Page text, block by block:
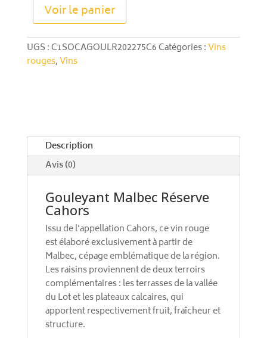
Malbec
Réserve
Cahors
2022
Voir le panier
l
e
:
UGS :C1SOCAGOULR202275C6Catégories :Vins
rouges,Vins
Description
Avis (0)
Gouleyant Malbec Réserve
Cahors
Issu de l'appellation Cahors, ce vin rouge
est élaboré exclusivement à partir de
Malbec, cépage emblématique de la région.
Les raisins proviennent de deux terroirs
complémentaires : les terrasses de la vallée
du Lot et les plateaux calcaires, qui
apportent respectivement fruit, fraîcheur et
structure.